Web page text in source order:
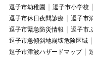
逗子市幼稚園
逗子市小学校
逗子市休日夜間診療
逗子市
逗子市緊急防災情報
逗子市
逗子市急傾斜地崩壊危険区域
逗子市津波ハザードマップ